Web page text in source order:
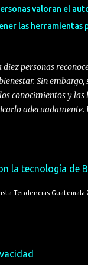
un solo uso y
que permi...
valoran el
las herramientas
diez personas
Sin
conocimientos y
son graves, lo que
personas a cuidar su
qué situaciones
requieren
consultar al
la tecnología de
Tendencias Guatemala